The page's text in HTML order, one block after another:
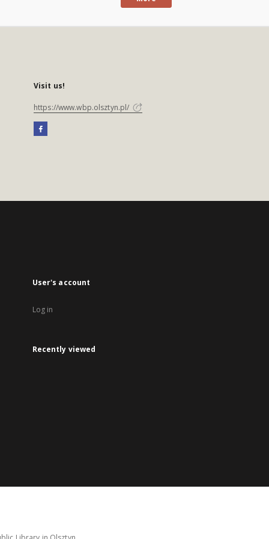
Visit us!
https://www.wbp.olsztyn.pl/
User's account
Log in
Recently viewed